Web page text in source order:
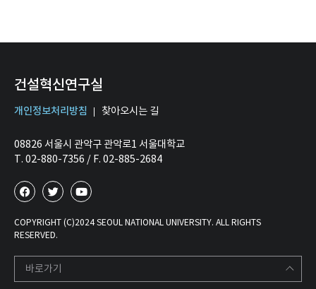
건설혁신연구실
개인정보처리방침 찾아오시는 길
08826 서울시 관악구 관악로1 서울대학교
T. 02-880-7356 / F. 02-885-2684
COPYRIGHT (C)2024 SEOUL NATIONAL UNIVERSITY. ALL RIGHTS
RESERVED.
바로가기